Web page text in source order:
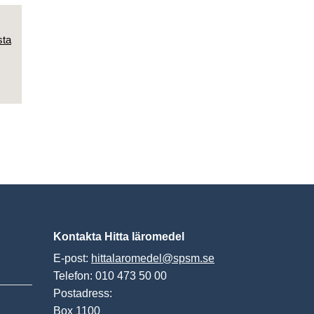
Kontakta Hitta läromedel
E-post: hittalaromedel@spsm.se
Telefon: 010 473 50 00
Postadress:
Box 1100